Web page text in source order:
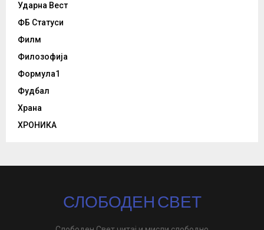
Ударна Вест
ФБ Статуси
Филм
Филозофија
Формула1
Фудбал
Храна
ХРОНИКА
СЛОБОДЕН СВЕТ